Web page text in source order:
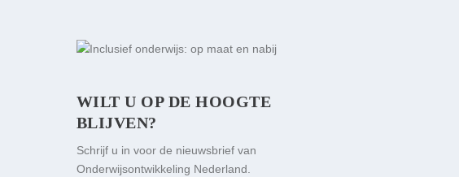
WILT U OP DE HOOGTE
BLIJVEN?
Schrijf u in voor de nieuwsbrief van
Onderwijsontwikkeling Nederland.